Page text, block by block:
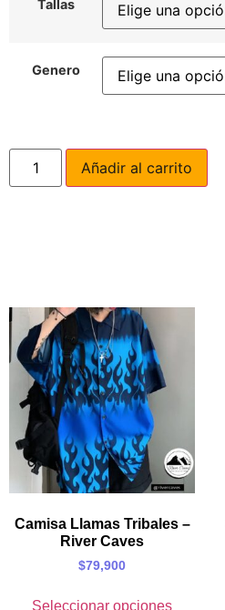
Tallas
Genero
Añadir al carrito
Camisa Llamas Tribales –
River Caves
$79,900
Seleccionar opciones